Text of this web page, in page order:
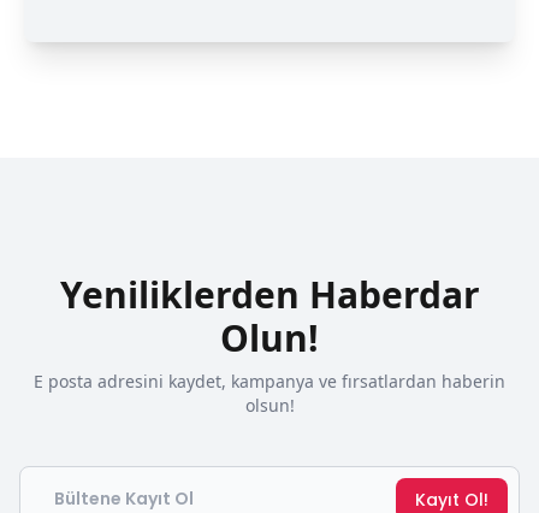
Yeniliklerden Haberdar
Olun!
E posta adresini kaydet, kampanya ve fırsatlardan haberin
olsun!
Email
Kayıt Ol!